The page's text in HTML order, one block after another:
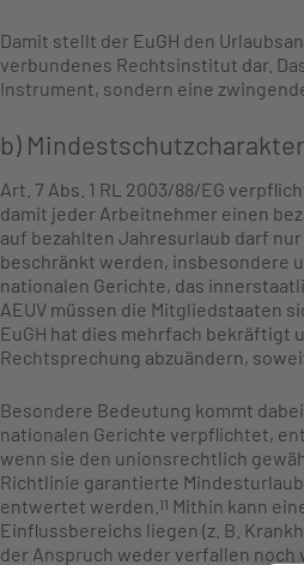
Damit stellt der EuGH den
verbundenes Rechtsinstitut dar.
Instrument, sondern eine
b)
Art. 7 Abs. 1 RL 2003/88/EG
damit jeder Arbeitnehmer einen
auf bezahlten Jahresurlaub darf
beschränkt werden, insbesondere
nationalen Gerichte, das
AEUV müssen die Mitgliedstaaten
EuGH hat dies mehrfach bekräftigt
Rechtsprechung abzuändern,
Besondere Bedeutung kommt
nationalen Gerichte verpflichtet,
wenn sie den unionsrechtlich
Richtlinie garantierte
entwertet werden. 11 Mithin kann
Einflussbereichs liegen (z. B.
der Anspruch weder verfallen noch